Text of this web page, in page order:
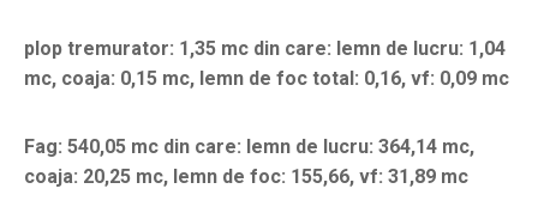
plop tremurator: 1,35 mc din care: lemn de lucru: 1,04
mc, coaja: 0,15 mc, lemn de foc total: 0,16, vf: 0,09 mc
Fag: 540,05 mc din care: lemn de lucru: 364,14 mc,
coaja: 20,25 mc, lemn de foc: 155,66, vf: 31,89 mc